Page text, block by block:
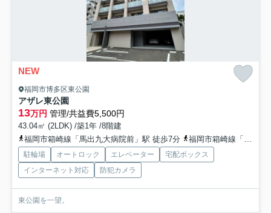
NEW
福岡市博多区東公園
アザレ東公園
13万円 管理/共益費5,500円
43.04㎡ (2LDK) /築1年 /8階建
福岡市箱崎線「馬出九大病院前」駅 徒歩7分
福岡市箱崎線「千代県庁口」駅 バス5分 西鉄バス「吉塚駅前」 停歩3分
駐輪場 オートロック エレベーター
宅配ボックス
インターネット対応
防犯カメラ
東公園を一望。